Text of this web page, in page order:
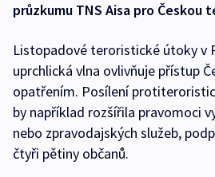
průzkumu TNS Aisa pro Českou
Listopadové teroristické útoky v
uprchlická vlna ovlivňuje přístup
opatřením. Posílení
by například rozšířila pravomoci
nebo zpravodajských služeb,
čtyři pětiny občanů.